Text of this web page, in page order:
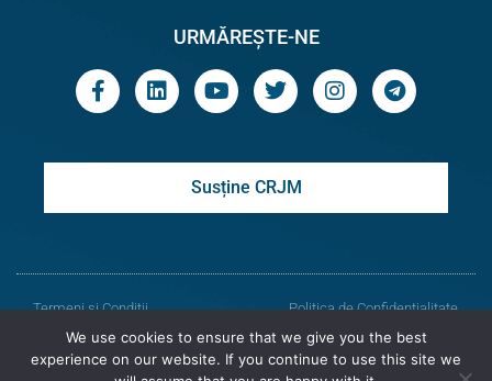
URMĂREȘTE-NE
Susține CRJM
Termeni și Condiții
Politica de Confidențialitate
© Toate drepturile rezervate
We use cookies to ensure that we give you the best
experience on our website. If you continue to use this site we